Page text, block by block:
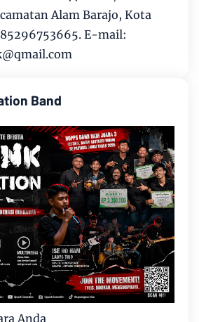
Alam Barajo, Kota
E-mail:
Band
Anda